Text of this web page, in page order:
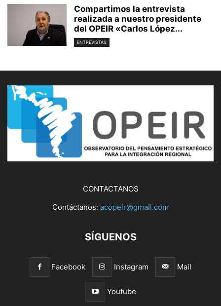
Compartimos la entrevista
realizada a nuestro presidente
del OPEIR «Carlos López...
ENTREVISTAS
CONTACTANOS
Contáctanos: acopeir@gmail.com
SÍGUENOS
Facebook Instagram Mail
Youtube